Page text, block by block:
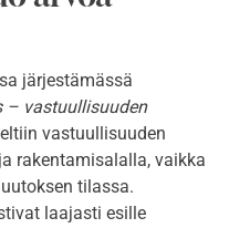
järjestämässä
– vastuullisuuden
vastuullisuuden
rakentamisalalla, vaikka
tilassa.
laajasti esille